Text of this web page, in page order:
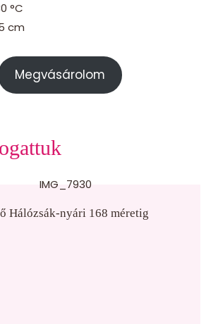
°C
cm
Megvásárolom
Hálózsák-nyári 168 méretig